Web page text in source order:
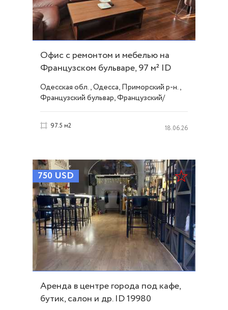
Офис с ремонтом и мебелью на
Французском бульваре, 97 м² ID
33797
Одесская обл., Одесса, Приморский р-н.,
Французский бульвар, Французский/
97.5 м2 18.06.26
750 USD
Аренда в центре города под кафе,
бутик, салон и др. ID 19980